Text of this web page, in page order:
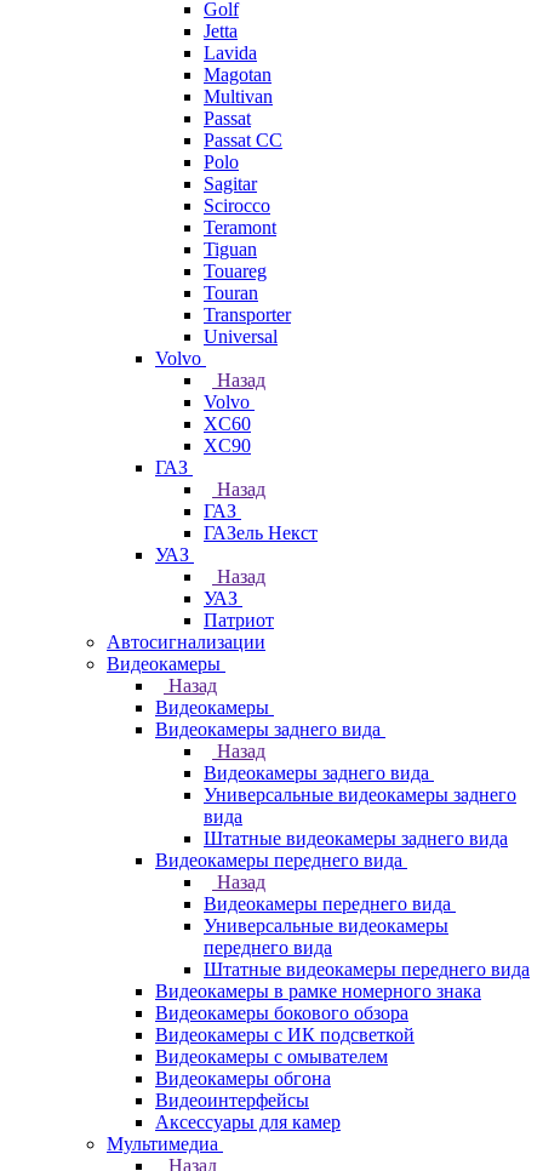
Golf
Jetta
Lavida
Magotan
Multivan
Passat
Passat CC
Polo
Sagitar
Scirocco
Teramont
Tiguan
Touareg
Touran
Transporter
Universal
Volvo
Назад
Volvo
XC60
XC90
ГАЗ
Назад
ГАЗ
ГАЗель Некст
УАЗ
Назад
УАЗ
Патриот
Автосигнализации
Видеокамеры
Назад
Видеокамеры
Видеокамеры заднего вида
Назад
Видеокамеры заднего вида
Универсальные видеокамеры заднего
вида
Штатные видеокамеры заднего вида
Видеокамеры переднего вида
Назад
Видеокамеры переднего вида
Универсальные видеокамеры
переднего вида
Штатные видеокамеры переднего вида
Видеокамеры в рамке номерного знака
Видеокамеры бокового обзора
Видеокамеры с ИК подсветкой
Видеокамеры с омывателем
Видеокамеры обгона
Видеоинтерфейсы
Аксессуары для камер
Мультимедиа
Назад